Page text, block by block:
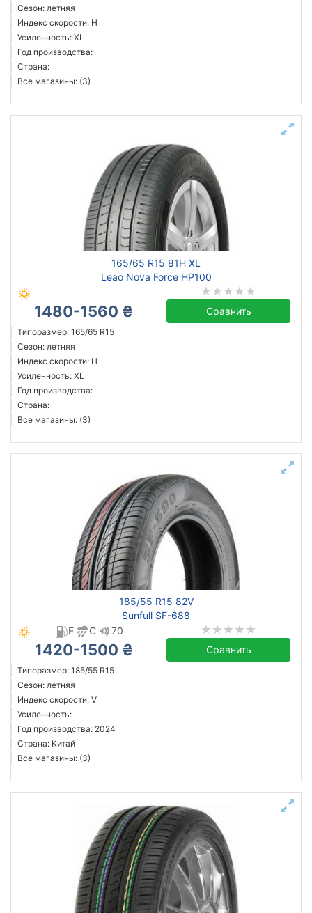
Сезон: летняя
Индекс скорости: H
Усиленность: XL
Год производства:
Страна:
Все магазины: (3)
165/65 R15 81H XL
Leao Nova Force HP100
1480-1560 ₴ Сравнить
Типоразмер: 165/65 R15
Сезон: летняя
Индекс скорости: H
Усиленность: XL
Год производства:
Страна:
Все магазины: (3)
185/55 R15 82V
Sunfull SF-688
E
C 70
1420-1500 ₴ Сравнить
Типоразмер: 185/55 R15
Сезон: летняя
Индекс скорости: V
Усиленность:
Год производства: 2024
Страна: Китай
Все магазины: (3)